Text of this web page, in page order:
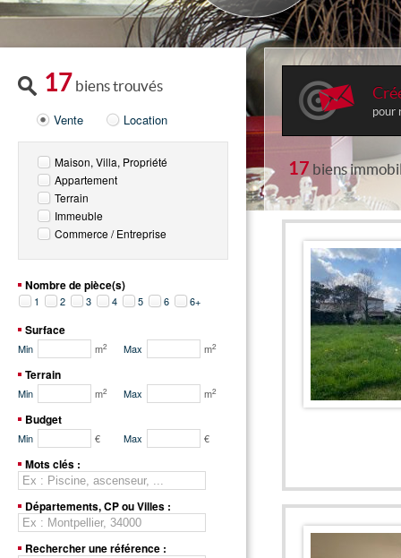
17 biens trouvés
Vente
Location
Maison, Villa, Propriété
Appartement
Terrain
Immeuble
Commerce / Entreprise
Nombre de pièce(s)
1 2 3 4 5 6 6+
Surface
Min m2 Max m2
Terrain
Min m2 Max m2
Budget
Min € Max €
Mots clés :
Départements, CP ou Villes :
Rechercher une référence :
pour
17 biens